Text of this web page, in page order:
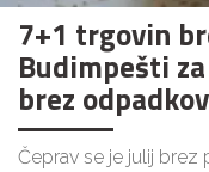
7+1 trgovin
Budimpešti
brez odpadkov
Čeprav se je julij brez